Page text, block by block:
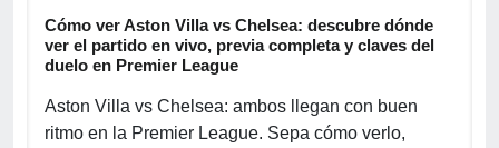
Cómo ver Aston Villa vs Chelsea: descubre dónde
ver el partido en vivo, previa completa y claves del
duelo en Premier League
Aston Villa vs Chelsea: ambos llegan con buen
ritmo en la Premier League. Sepa cómo verlo,